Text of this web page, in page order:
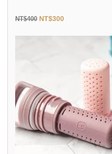
NT$400 NT$300